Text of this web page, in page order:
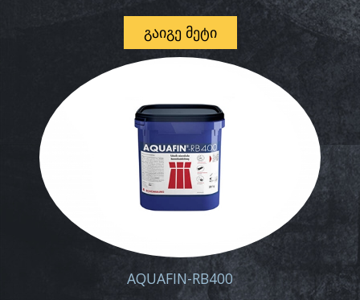
ᲒᲐᲘᲒᲔ ᲛᲔᲢᲘ
AQUAFIN-RB400